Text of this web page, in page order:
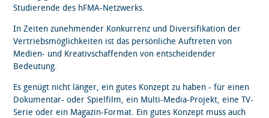
Studierende des hFMA-Netzwerks.
In Zeiten zunehmender Konkurrenz und Diversifikation der
Vertriebsmöglichkeiten ist das persönliche Auftreten von
Medien- und Kreativschaffenden von entscheidender
Bedeutung.
Es genügt nicht länger, ein gutes Konzept zu haben - für einen
Dokumentar- oder Spielfilm, ein Multi-Media-Projekt, eine TV-
Serie oder ein Magazin-Format. Ein gutes Konzept muss auch